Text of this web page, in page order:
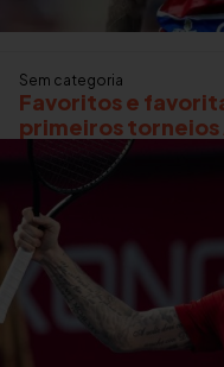
Sem categoria
Favoritos e
primeiros torneios